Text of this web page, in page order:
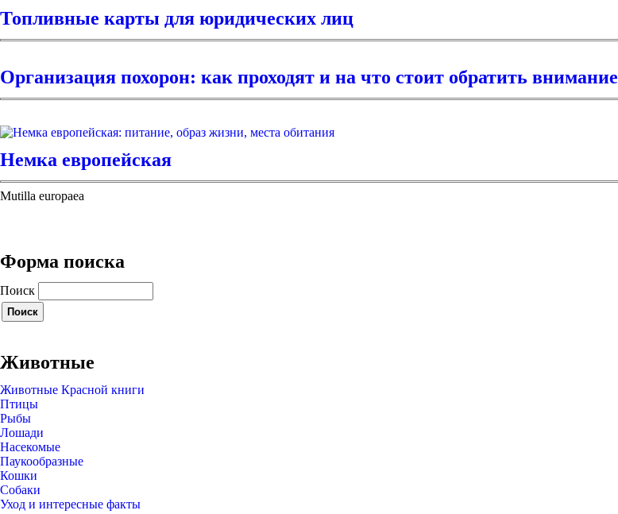
Топливные карты для юридических лиц
Организация похорон: как проходят и на что стоит обратить внимание
Немка европейская
Mutilla europaea
Форма поиска
Поиск
Животные
Животные Красной книги
Птицы
Рыбы
Лошади
Насекомые
Паукообразные
Кошки
Собаки
Уход и интересные факты